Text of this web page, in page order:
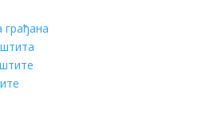
грађана